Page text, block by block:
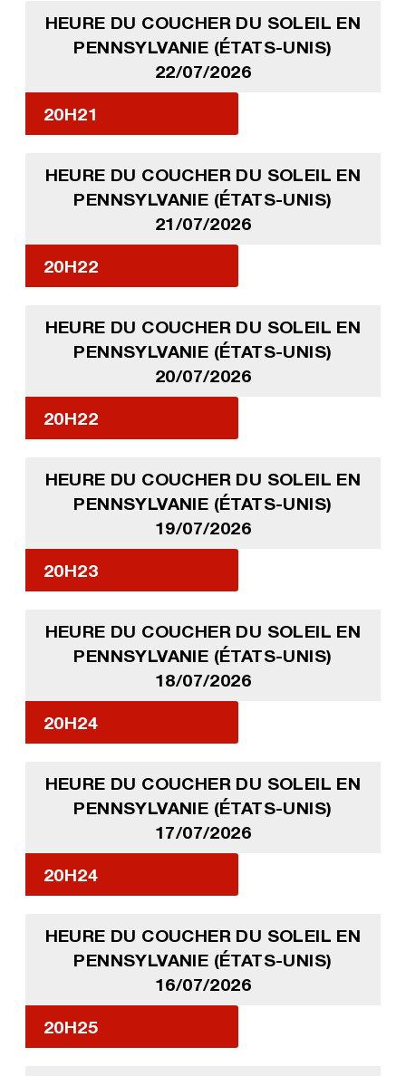
HEURE DU COUCHER DU SOLEIL EN
PENNSYLVANIE (ÉTATS-UNIS)
22/07/2026
20H21
HEURE DU COUCHER DU SOLEIL EN
PENNSYLVANIE (ÉTATS-UNIS)
21/07/2026
20H22
HEURE DU COUCHER DU SOLEIL EN
PENNSYLVANIE (ÉTATS-UNIS)
20/07/2026
20H22
HEURE DU COUCHER DU SOLEIL EN
PENNSYLVANIE (ÉTATS-UNIS)
19/07/2026
20H23
HEURE DU COUCHER DU SOLEIL EN
PENNSYLVANIE (ÉTATS-UNIS)
18/07/2026
20H24
HEURE DU COUCHER DU SOLEIL EN
PENNSYLVANIE (ÉTATS-UNIS)
17/07/2026
20H24
HEURE DU COUCHER DU SOLEIL EN
PENNSYLVANIE (ÉTATS-UNIS)
16/07/2026
20H25